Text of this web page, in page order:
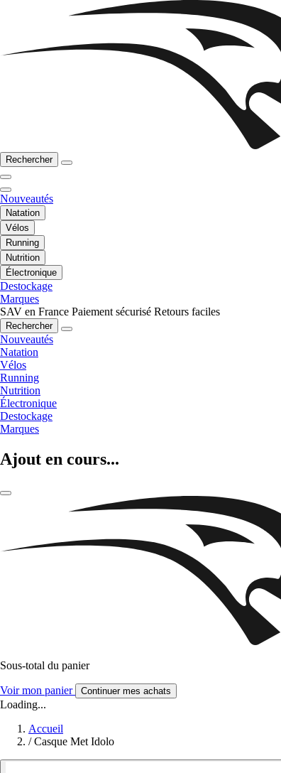
Rechercher
Nouveautés
Natation
Vélos
Running
Nutrition
Électronique
Destockage
Marques
SAV en France Paiement sécurisé Retours faciles
Rechercher
Nouveautés
Natation
Vélos
Running
Nutrition
Électronique
Destockage
Marques
Ajout en cours...
Sous-total du panier
Voir mon panier Continuer mes achats
Loading...
Accueil
/ Casque Met Idolo